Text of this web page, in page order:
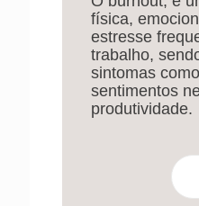
física,
estresse
trabalho,
sintomas
sentimentos
produtividade.